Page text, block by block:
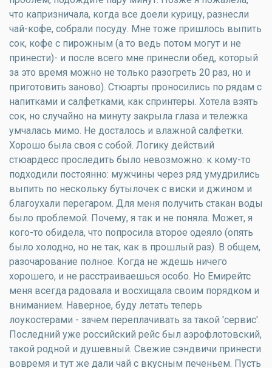
что капризничала, когда все доели курицу, разнесли
чай-кофе, собрали посуду. Мне тоже пришлось выпить
сок, кофе с пирожным (а то ведь потом могут и не
принести)- и после всего мне принесли обед, который
за это время можно не только разогреть 20 раз, но и
приготовить заново). Стюарты проносились по рядам с
напитками и салфетками, как спринтеры. Хотела взять
сок, но случайно на минуту закрыла глаза и тележка
умчалась мимо. Не досталось и влажной салфетки.
Хорошо была своя с собой. Логику действий
стюардесс проследить было невозможно: к кому-то
подходили постоянно: мужчины через ряд умудрились
выпить по нескольку бутылочек с виски и джином и
благоухали перегаром. Для меня получить стакан воды
было проблемой. Почему, я так и не поняла. Может, я
кого-то обидела, что попросила второе одеяло (опять
было холодно, но не так, как в прошлый раз). В общем,
разочарование полное. Когда не ждешь ничего
хорошего, и не расстраиваешься особо. Но Емирейтс
меня всегда радовала и восхищала своим порядком и
вниманием. Наверное, буду летать теперь
лоукостерами - зачем переплачивать за такой 'сервис'.
Последний уже российский рейс был аэрофлотовский,
такой родной и душевный. Свежие сэндвичи принести
вовремя и тут же дали чай с вкусным печеньем. Пусть